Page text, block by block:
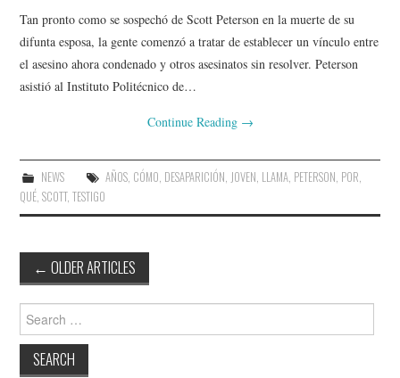
Tan pronto como se sospechó de Scott Peterson en la muerte de su
difunta esposa, la gente comenzó a tratar de establecer un vínculo entre
el asesino ahora condenado y otros asesinatos sin resolver. Peterson
asistió al Instituto Politécnico de…
Continue Reading →
NEWS AÑOS, CÓMO, DESAPARICIÓN, JOVEN, LLAMA, PETERSON, POR,
QUÉ,SCOTT,TESTIGO
Post
navigation
← OLDER ARTICLES
Search
for: